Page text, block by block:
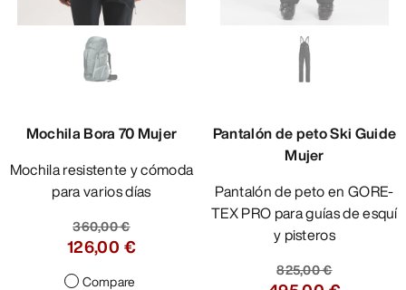
Mochila Bora 70 Mujer
Mochila resistente y cómoda
para varios días
360,00 €
126,00 €
Compare
Pantalón de peto Ski Guide
Mujer
Pantalón de peto en GORE-
TEX PRO para guías de esquí
y pisteros
825,00 €